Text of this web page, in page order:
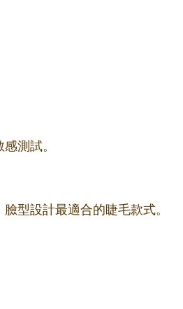
測試。
型設計最適合的睫毛款式。